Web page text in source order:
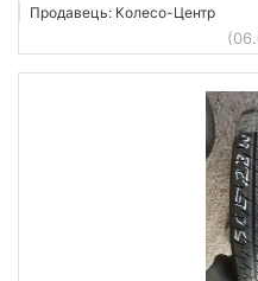
Продавець: Колесо-Центр
Falken
Goodyear